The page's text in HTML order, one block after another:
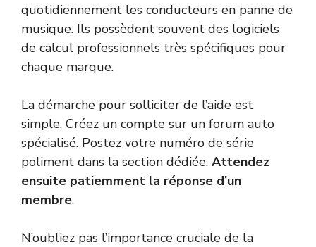
quotidiennement les conducteurs en panne de
musique. Ils possèdent souvent des logiciels
de calcul professionnels très spécifiques pour
chaque marque.
La démarche pour solliciter de l’aide est
simple. Créez un compte sur un forum auto
spécialisé. Postez votre numéro de série
poliment dans la section dédiée. Attendez
ensuite patiemment la réponse d’un
membre.
N’oubliez pas l’importance cruciale de la